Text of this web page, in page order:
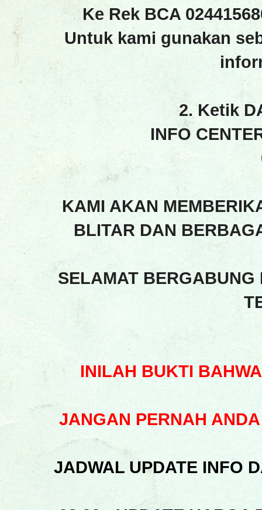
Ke Rek BCA
Untuk kami gunakan
2. Ketik
INFO
KAMI AKAN
BLITAR DAN
SELAMAT
INILAH BUKTI
JANGAN PERNAH
JADWAL UPDATE INFO